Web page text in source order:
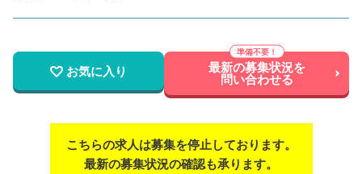
お気に入り 最新の募集状況を
問い合わせる
こちらの求人は募集を停止しております。
最新の募集状況の確認も承ります。